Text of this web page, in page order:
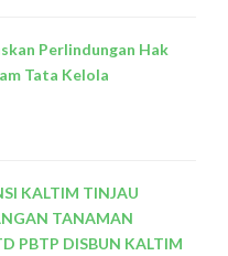
Perlindungan Hak
Tata Kelola
KALTIM TINJAU
TANAMAN
PBTP DISBUN KALTIM